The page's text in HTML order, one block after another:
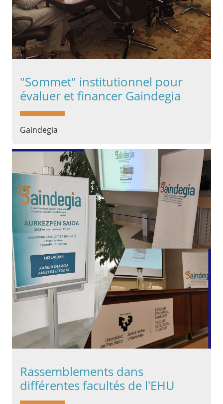
"Sommet" institutionnel pour
évaluer et financer Gaindegia
Gaindegia
Rassemblements dans
différentes facultés de l'EHU